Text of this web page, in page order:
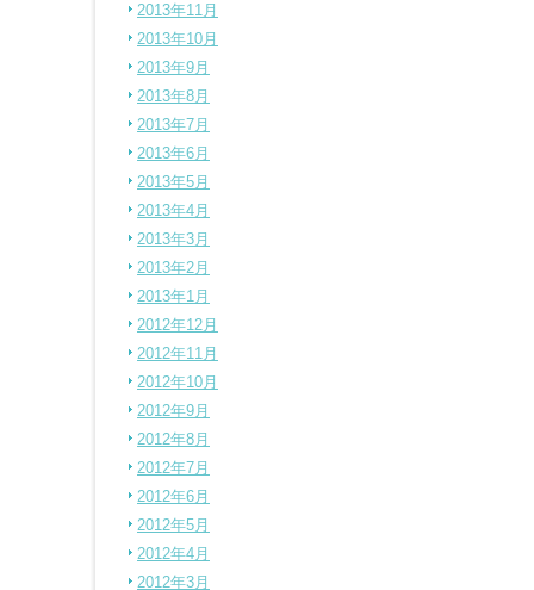
2013年11月
2013年10月
2013年9月
2013年8月
2013年7月
2013年6月
2013年5月
2013年4月
2013年3月
2013年2月
2013年1月
2012年12月
2012年11月
2012年10月
2012年9月
2012年8月
2012年7月
2012年6月
2012年5月
2012年4月
2012年3月